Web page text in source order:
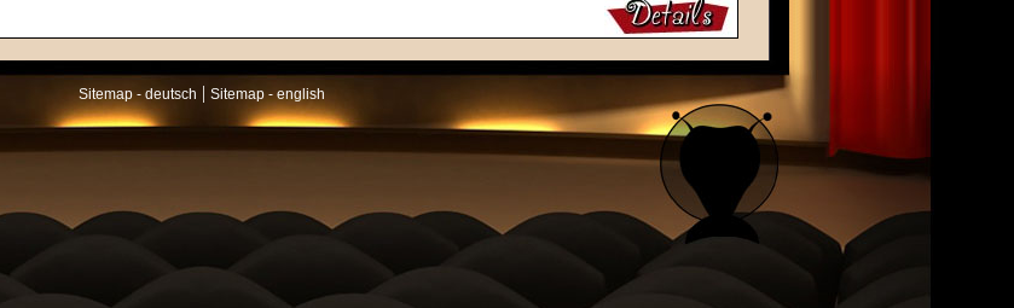
Sitemap - deutsch | Sitemap - english